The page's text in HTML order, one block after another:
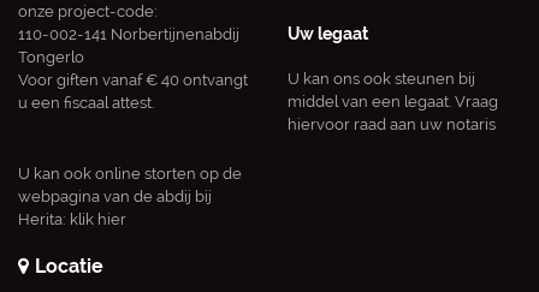
onze project-code:
110-002-141 Norbertijnenabdij
Tongerlo
Voor giften vanaf € 40 ontvangt
u een fiscaal attest.
U kan ook online storten op de
webpagina van de abdij bij
Herita: klik hier
Uw legaat
U kan ons ook steunen bij
middel van een legaat. Vraag
hiervoor raad aan uw notaris
Locatie